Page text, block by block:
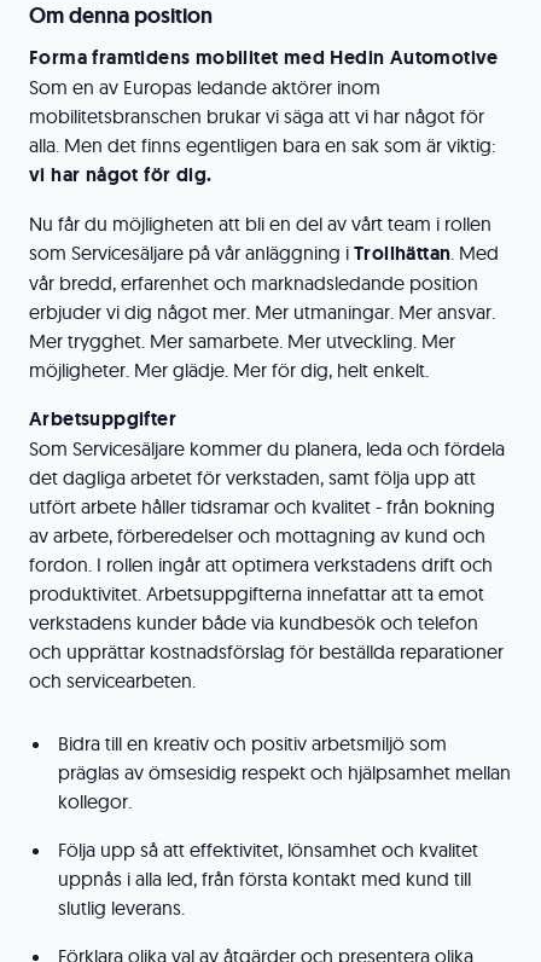
Om denna position
Forma framtidens mobilitet med Hedin Automotive
Som en av Europas ledande aktörer inom
mobilitetsbranschen brukar vi säga att vi har något för
alla. Men det finns egentligen bara en sak som är viktig:
vi har något för dig.
Nu får du möjligheten att bli en del av vårt team i rollen
som Servicesäljare på vår anläggning i Trollhättan. Med
vår bredd, erfarenhet och marknadsledande position
erbjuder vi dig något mer. Mer utmaningar. Mer ansvar.
Mer trygghet. Mer samarbete. Mer utveckling. Mer
möjligheter. Mer glädje. Mer för dig, helt enkelt.
Arbetsuppgifter
Som Servicesäljare kommer du planera, leda och fördela
det dagliga arbetet för verkstaden, samt följa upp att
utfört arbete håller tidsramar och kvalitet - från bokning
av arbete, förberedelser och mottagning av kund och
fordon. I rollen ingår att optimera verkstadens drift och
produktivitet. Arbetsuppgifterna innefattar att ta emot
verkstadens kunder både via kundbesök och telefon
och upprättar kostnadsförslag för beställda reparationer
och servicearbeten.
Bidra till en kreativ och positiv arbetsmiljö som
präglas av ömsesidig respekt och hjälpsamhet mellan
kollegor.
Följa upp så att effektivitet, lönsamhet och kvalitet
uppnås i alla led, från första kontakt med kund till
slutlig leverans.
Förklara olika val av åtgärder och presentera olika